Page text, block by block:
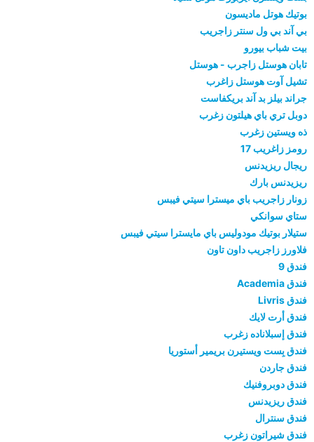
بوتيك هوتل ماديسون
بي آند بي ول سنتر زاجريب
بيت شباب بيورو
تابان هوستل زاجرب - هوستل
تشيل آوت هوستل زاغرب
جراند بيلز بد آند بريكفاست
دوبل تري باي هيلتون زغرب
ذه ويستين زغرب
رومز زاغريب 17
ريجال ريزيدنس
ريزيدنس بارك
زونار زاجريب باي ميسترا سيتي فيبس
ستاي سوانكي
ستيلار بوتيك مودوليس باي مايسترا سيتي فيبس
فلاورز زاجريب داون تاون
فندق 9
فندق Academia
فندق Livris
فندق أرت لايك
فندق إسبلاناده زغرب
فندق بِست ويستيرن بريمير أستوريا
فندق جاردن
فندق دوبروفنيك
فندق ريزيدنس
فندق سنترال
فندق شيراتون زغرب